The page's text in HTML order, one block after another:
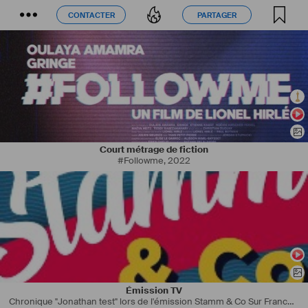
CONTACTER PARTAGER
CONTACTER PARTAGER
Court métrage de fiction
#Followme,2022
Émission TV
Chronique "Jonathan test" lors de l'émission Stamm & Co Sur France 3 Grand EST